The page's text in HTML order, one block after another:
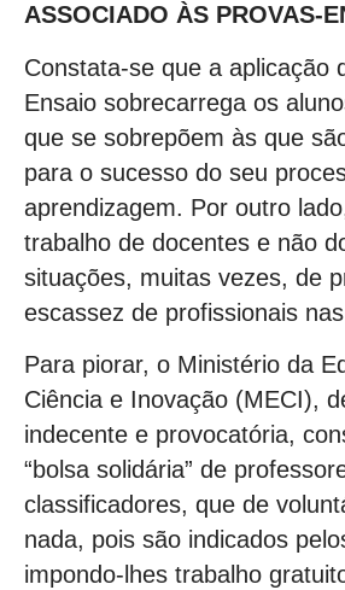
ASSOCIADO ÀS PROVAS-
Constata-se que a aplicação
Ensaio sobrecarrega os
que se sobrepõem às que
para o sucesso do seu
aprendizagem. Por outro
trabalho de docentes e não
situações, muitas vezes, de
escassez de profissionais
Para piorar, o Ministério da
Ciência e Inovação (MECI),
indecente e provocatória,
“bolsa solidária” de
classificadores, que de
nada, pois são indicados
impondo-lhes trabalho